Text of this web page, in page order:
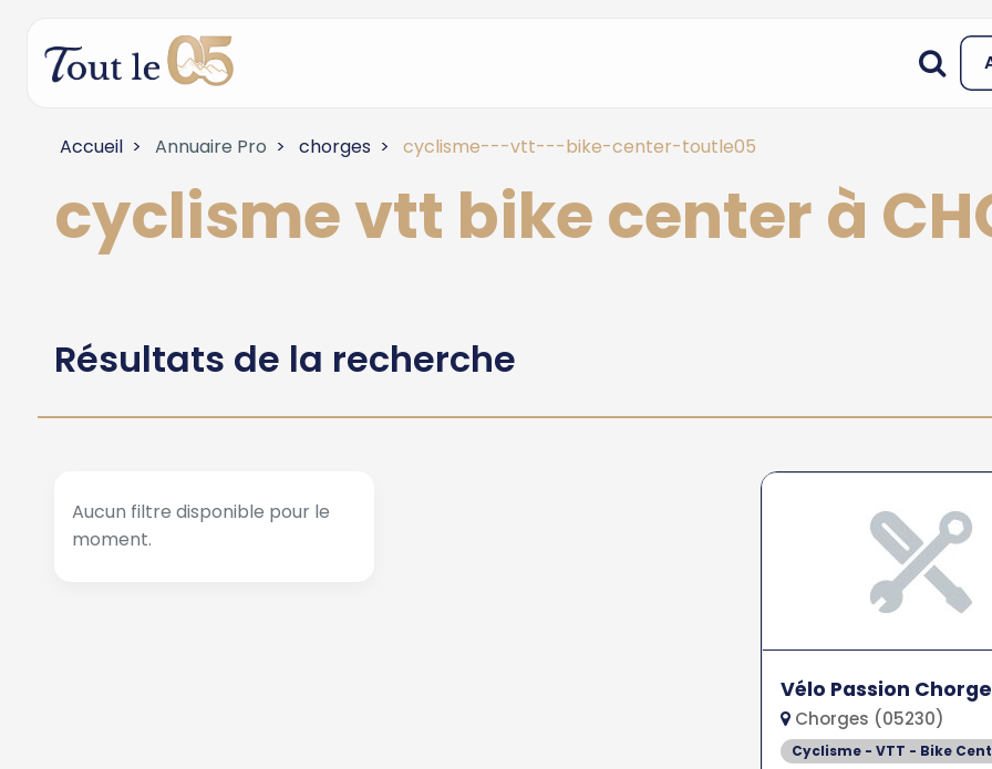
Accueil Annuaire Pro chorges cyclisme---vtt---bike-center-toutle05
cyclisme vtt bike center à
Résultats de la recherche
Aucun filtre disponible pour le
moment.
Vélo Passion
Chorges (05230)
Cyclisme - VTT - Bike